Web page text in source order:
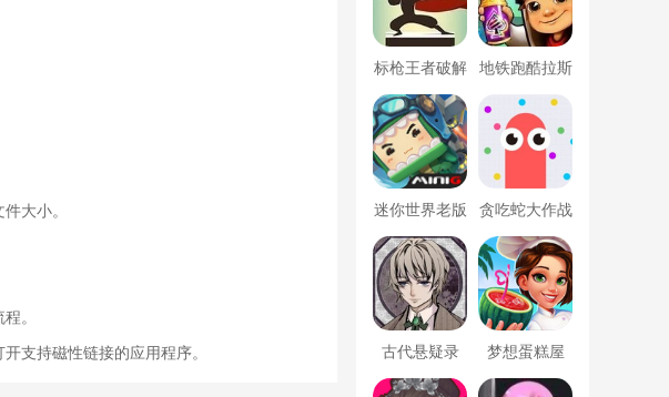
大小。
。
支持磁性链接的应用程序。
标枪王者破解
版无限金币钻
石内置菜单
地铁跑酷拉斯
维加斯新触控
内置菜单版
迷你世界老版
本下载
贪吃蛇大作战
破解版
古代悬疑录 梦想蛋糕屋